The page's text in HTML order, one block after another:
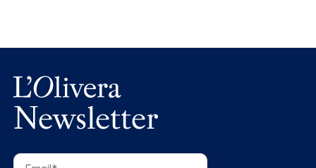
Newsletter